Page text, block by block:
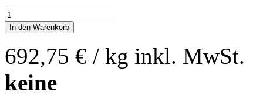
In den Warenkorb
692,75 € / kg inkl. MwSt.
keine